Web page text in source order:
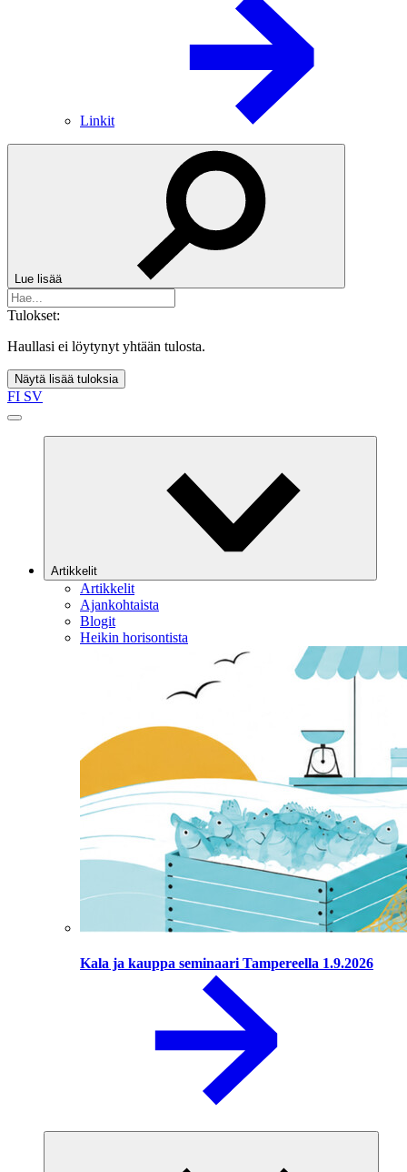
Linkit
Lue lisää
Tulokset:
Haullasi ei löytynyt yhtään tulosta.
Näytä lisää tuloksia
FI SV
Artikkelit
Artikkelit
Ajankohtaista
Blogit
Heikin horisontista
Kala ja kauppa seminaari Tampereella 1.9.2026